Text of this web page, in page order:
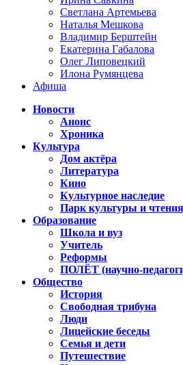
Светлана Артемьева
Наталья Мешкова
Владимир Берштейн
Екатерина Габалова
Олег Липовецкий
Илона Румянцева
Афиша
Новости
Анонс
Хроника
Культура
Дом актёра
Литература
Кино
Культурное наследие
Парк культуры и чтения
Образование
Школа и вуз
Учитель
Реформы
ПОЛЁТ (научно-
Общество
История
Свободная трибуна
Люди
Лицейские беседы
Семья и дети
Путешествие